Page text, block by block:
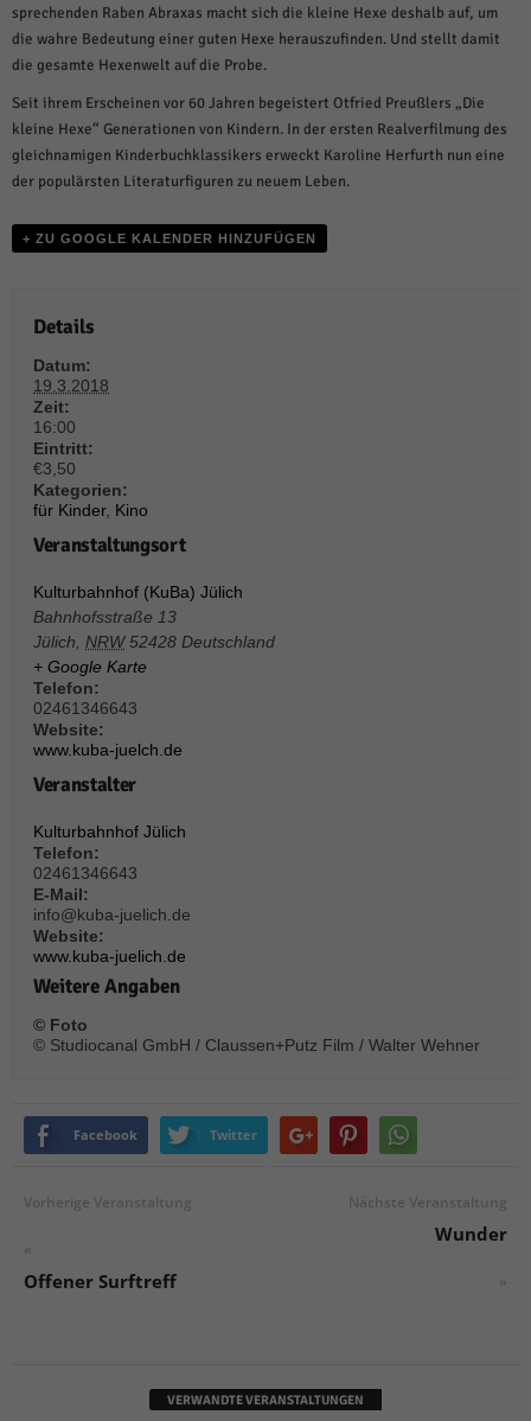
sprechenden Raben Abraxas macht sich die kleine Hexe deshalb auf, um
die wahre Bedeutung einer guten Hexe herauszufinden. Und stellt damit
die gesamte Hexenwelt auf die Probe.
Seit ihrem Erscheinen vor 60 Jahren begeistert Otfried Preußlers „Die
kleine Hexe“ Generationen von Kindern. In der ersten Realverfilmung des
gleichnamigen Kinderbuchklassikers erweckt Karoline Herfurth nun eine
der populärsten Literaturfiguren zu neuem Leben.
+ ZU GOOGLE KALENDER HINZUFÜGEN
Details
Datum:
19.3.2018
Zeit:
16:00
Eintritt:
€3,50
Kategorien:
für Kinder, Kino
Veranstaltungsort
Kulturbahnhof (KuBa) Jülich
Bahnhofsstraße 13
Jülich
NRW 52428 Deutschland
+ Google Karte
Telefon:
02461346643
Website:
www.kuba-juelch.de
Veranstalter
Kulturbahnhof Jülich
Telefon:
02461346643
E-Mail:
info@kuba-juelich.de
Website:
www.kuba-juelich.de
Weitere Angaben
© Foto
© Studiocanal GmbH / Claussen+Putz Film / Walter Wehner
Facebook Twitter
Vorherige Veranstaltung
«
Offener Surftreff
Nächste Veranstaltung
Wunder
»
VERWANDTE VERANSTALTUNGEN
auswählen.
Alle akzeptieren
Zurück
Datenschutzeinstellungen
Essenziell (1)
einwandfreie Funktion der Website erforderlich.
uns zu verstehen, wie unsere Besucher unsere Website nutzen.
Marketing (1)
Marketing-Cookies werden von Drittanbietern oder Publishern verwendet,
um personalisierte Werbung anzuzeigen. Sie tun dies, indem sie Besucher
über Websites hinweg verfolgen.
Externe Medien (6)
Inhalte von Videoplattformen und Social-Media-Plattformen werden
standardmäßig blockiert. Wenn Cookies von externen Medien akzeptiert
werden, bedarf der Zugriff auf diese Inhalte keiner manuellen Einwilligung
mehr.
Cookie-Informationen anzeigen
powered by Borlabs Cookie